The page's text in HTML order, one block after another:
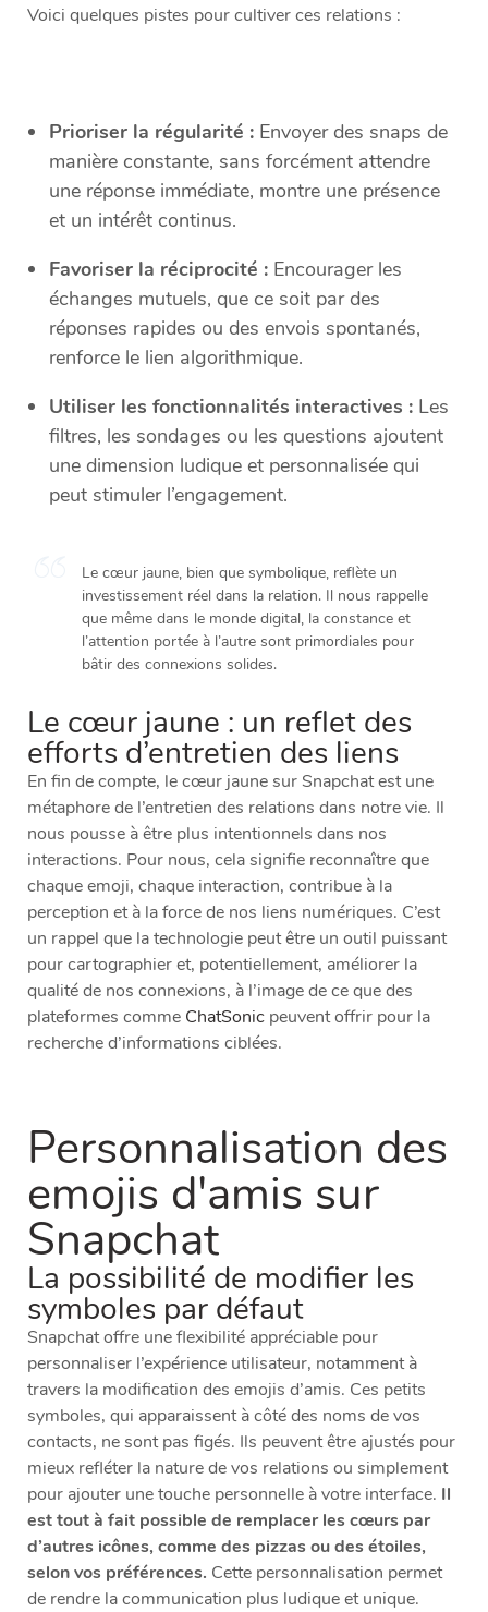
Voici quelques pistes pour cultiver ces relations :
Prioriser la régularité : Envoyer des snaps de
manière constante, sans forcément attendre
une réponse immédiate, montre une présence
et un intérêt continus.
Favoriser la réciprocité : Encourager les
échanges mutuels, que ce soit par des
réponses rapides ou des envois spontanés,
renforce le lien algorithmique.
Utiliser les fonctionnalités interactives : Les
filtres, les sondages ou les questions ajoutent
une dimension ludique et personnalisée qui
peut stimuler l’engagement.
Le cœur jaune, bien que symbolique, reflète un
investissement réel dans la relation. Il nous rappelle
que même dans le monde digital, la constance et
l’attention portée à l’autre sont primordiales pour
bâtir des connexions solides.
Le cœur jaune : un reflet des
efforts d’entretien des liens
En fin de compte, le cœur jaune sur Snapchat est une
métaphore de l’entretien des relations dans notre vie. Il
nous pousse à être plus intentionnels dans nos
interactions. Pour nous, cela signifie reconnaître que
chaque emoji, chaque interaction, contribue à la
perception et à la force de nos liens numériques. C’est
un rappel que la technologie peut être un outil puissant
pour cartographier et, potentiellement, améliorer la
qualité de nos connexions, à l’image de ce que des
plateformes comme ChatSonic peuvent offrir pour la
recherche d’informations ciblées.
Personnalisation des
emojis d'amis sur
Snapchat
La possibilité de modifier les
symboles par défaut
Snapchat offre une flexibilité appréciable pour
personnaliser l’expérience utilisateur, notamment à
travers la modification des emojis d’amis. Ces petits
symboles, qui apparaissent à côté des noms de vos
contacts, ne sont pas figés. Ils peuvent être ajustés pour
mieux refléter la nature de vos relations ou simplement
pour ajouter une touche personnelle à votre interface. Il
est tout à fait possible de remplacer les cœurs par
d’autres icônes, comme des pizzas ou des étoiles,
selon vos préférences. Cette personnalisation permet
de rendre la communication plus ludique et unique.